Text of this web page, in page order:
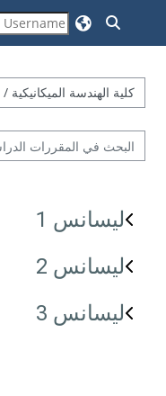
تخطى إلى المحتوى الرئيسي
تبديل إدخال البحث
تصنيفات المقررات
البحث في المقررات الدراسية
ليسانس 1
ليسانس 2
ليسانس 3